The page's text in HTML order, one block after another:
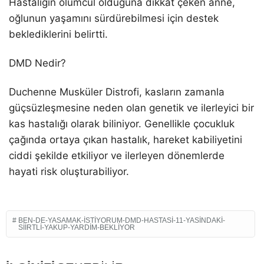
oğlunun yaşamını sürdürebilmesi için destek
beklediklerini belirtti.
DMD Nedir?
Duchenne Musküler Distrofi, kasların zamanla
güçsüzleşmesine neden olan genetik ve ilerleyici bir
kas hastalığı olarak biliniyor. Genellikle çocukluk
çağında ortaya çıkan hastalık, hareket kabiliyetini
ciddi şekilde etkiliyor ve ilerleyen dönemlerde
hayati risk oluşturabiliyor.
BEN-DE-YASAMAK-ISTIYORUM-DMD-HASTASI-11-YASINDAKI-
SIIRTLI-YAKUP-YARDIM-BEKLIYOR